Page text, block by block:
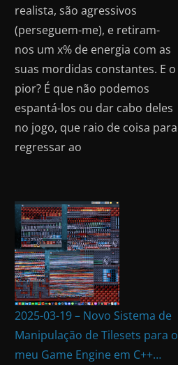
realista, são agressivos
(perseguem-me), e retiram-
nos um x% de energia com as
suas mordidas constantes. E o
pior? É que não podemos
espantá-los ou dar cabo deles
no jogo, que raio de coisa para
regressar ao
2025-03-19 – Novo Sistema de
Manipulação de Tilesets para o
meu Game Engine em C++…